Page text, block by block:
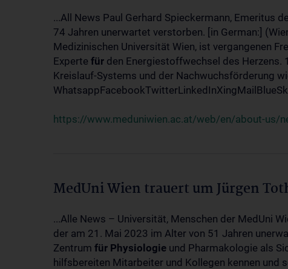
...All News Paul Gerhard Spieckermann, Emeritus
74 Jahren unerwartet verstorben. [in German:]
Medizinischen Universität Wien, ist vergangenen
Experte für den Energiestoffwechsel des Herzens.
Kreislauf-Systems und der Nachwuchsförderung
https://www.meduniwien.ac.at/web/en/about-us/
MedUni Wien trauert um Jürgen
...Alle News – Universität, Menschen der MedUni
der am 21. Mai 2023 im Alter von 51 Jahren
Zentrum für Physiologie und Pharmakologie als
hilfsbereiten Mitarbeiter und Kollegen kennen und